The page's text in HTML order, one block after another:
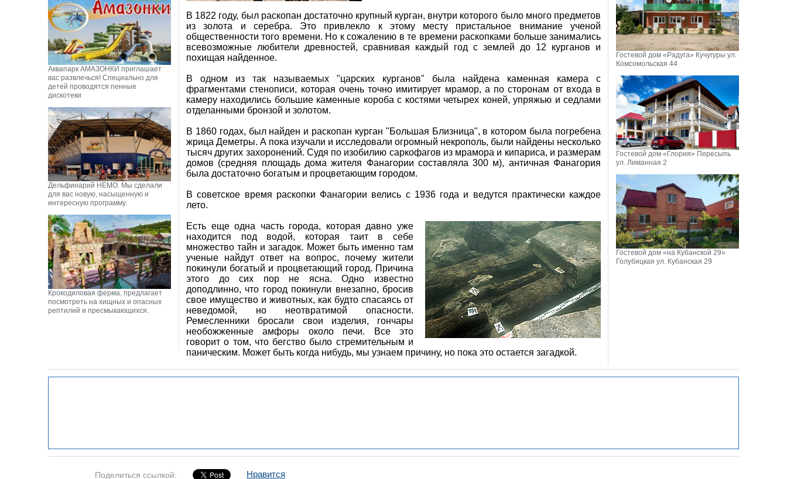
Аквапарк АМАЗОНКИ приглашает
вас развлечься! Специально для
детей проводятся пенные
дискотеки
Дельфинарий НЕМО. Мы сделали
для вас новую, насыщенную и
интересную программу.
Крокодиловая ферма, предлагает
посмотреть на хищных и опасных
рептилий и пресмыкающихся.
В 1822 году, был раскопан достаточно крупный курган, внутри которого было много предметов
из золота и серебра. Это привлекло к этому месту пристальное внимание ученой
общественности того времени. Но к сожалению в те времени раскопками больше занимались
всевозможные любители древностей, сравнивая каждый год с землей до 12 курганов и
похищая найденное.
В одном из так называемых "царских курганов" была найдена каменная камера с
фрагментами стенописи, которая очень точно имитирует мрамор, а по сторонам от входа в
камеру находились большие каменные короба с костями четырех коней, упряжью и седлами
отделанными бронзой и золотом.
В 1860 годах, был найден и раскопан курган "Большая Близница", в котором была погребена
жрица Деметры. А пока изучали и исследовали огромный некрополь, были найдены несколько
тысяч других захоронений. Судя по изобилию саркофагов из мрамора и кипариса, и размерам
домов (средняя площадь дома жителя Фанагории составляла 300 м), античная Фанагория
была достаточно богатым и процветающим городом.
В советское время раскопки Фанагории велись с 1936 года и ведутся практически каждое
лето.
Есть еще одна часть города, которая давно уже
находится под водой, которая таит в себе
множество тайн и загадок. Может быть именно там
ученые найдут ответ на вопрос, почему жители
покинули богатый и процветающий город. Причина
этого до сих пор не ясна. Одно известно
доподлинно, что город покинули внезапно, бросив
свое имущество и животных, как будто спасаясь от
неведомой, но неотвратимой опасности.
Ремесленники бросали свои изделия, гончары
необожженные амфоры около печи. Все это
говорит о том, что бегство было стремительным и
паническим. Может быть когда нибудь, мы узнаем причину, но пока это остается загадкой.
Гостевой дом «Радуга» Кучугуры ул.
Комсомольская 44
Гостевой дом «Глория» Пересыпь
ул. Лиманная 2
Гостевой дом «на Кубанской 29»
Голубицкая ул. Кубанская 29
Поделиться ссылкой: Нравится